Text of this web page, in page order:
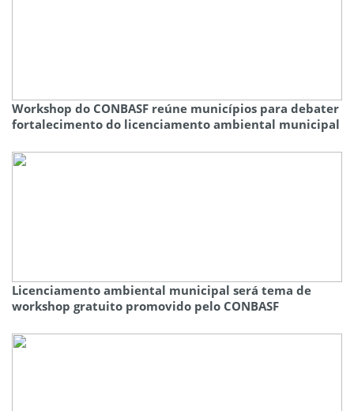
Workshop do CONBASF reúne municípios para debater
fortalecimento do licenciamento ambiental municipal
Licenciamento ambiental municipal será tema de
workshop gratuito promovido pelo CONBASF